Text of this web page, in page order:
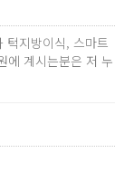
턱지방이식, 스마트
에 계시는분은 저 누